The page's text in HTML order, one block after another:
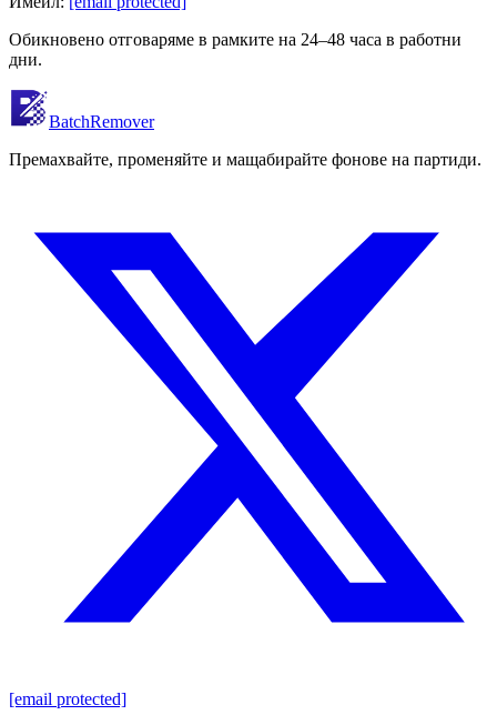
Обикновено отговаряме в рамките на 24–48 часа в работни
дни.
BatchRemover
Премахвайте, променяйте и мащабирайте фонове на партиди.
[email protected]